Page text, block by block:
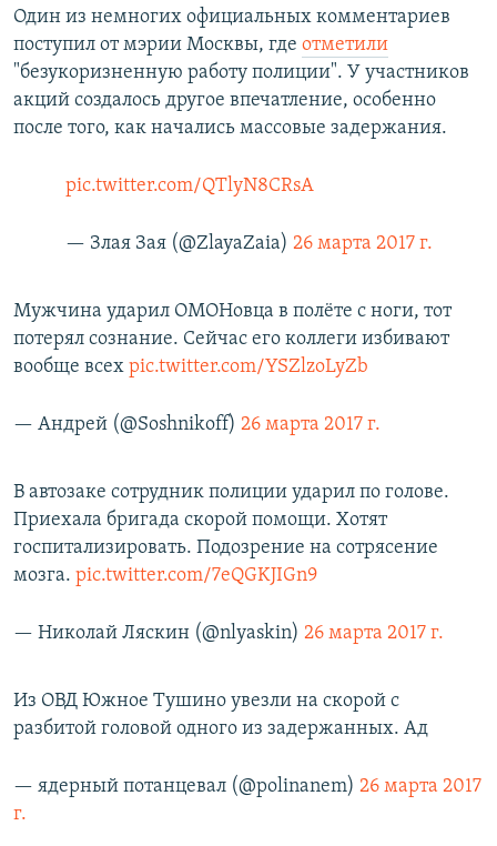
Один из немногих официальных комментариев
поступил от мэрии Москвы, где отметили
"безукоризненную работу полиции". У участников
акций создалось другое впечатление, особенно
после того, как начались массовые задержания.
pic.twitter.com/QTlyN8CRsA
— Злая Зая (@ZlayaZaia) 26 марта 2017 г.
Мужчина ударил ОМОНовца в полёте с ноги, тот
потерял сознание. Сейчас его коллеги избивают
вообще всех pic.twitter.com/YSZlzoLyZb
— Андрей (@Soshnikoff) 26 марта 2017 г.
В автозаке сотрудник полиции ударил по голове.
Приехала бригада скорой помощи. Хотят
госпитализировать. Подозрение на сотрясение
мозга. pic.twitter.com/7eQGKJIGn9
— Николай Ляскин (@nlyaskin) 26 марта 2017 г.
Из ОВД Южное Тушино увезли на скорой с
разбитой головой одного из задержанных. Ад
— ядерный потанцевал (@polinanem) 26 марта 2017
г.